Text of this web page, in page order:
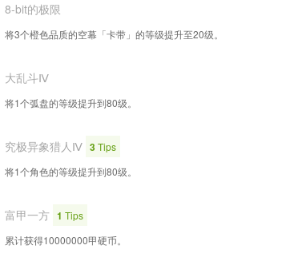
8-bit的极限
将3个橙色品质的空幕「卡带」的等级提升至20级。
大乱斗Ⅳ
将1个弧盘的等级提升到80级。
究极异象猎人Ⅳ 3Tips
将1个角色的等级提升到80级。
富甲一方 1 Tips
累计获得10000000甲硬币。